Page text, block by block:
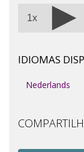
1x
IDIOMAS
Nederlands